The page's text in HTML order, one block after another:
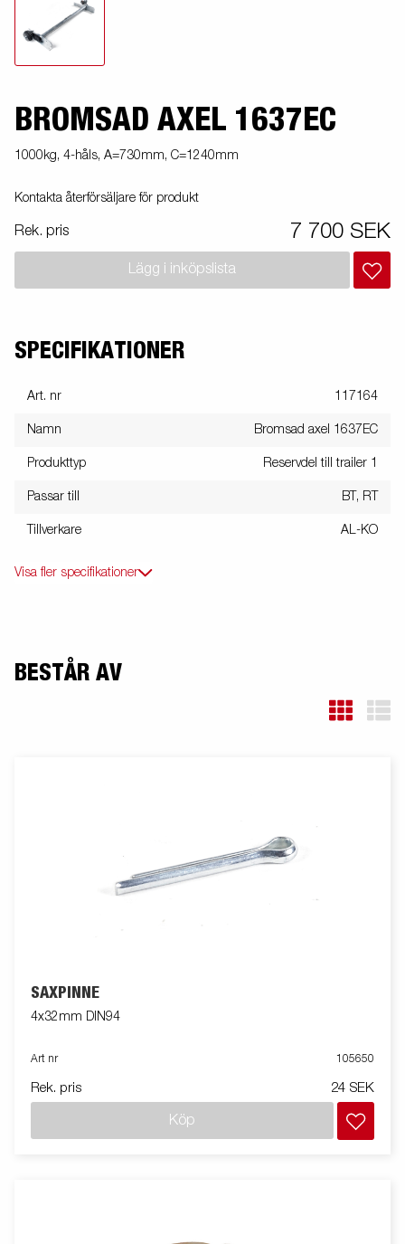
BROMSAD AXEL 1637EC
1000kg, 4-håls, A=730mm, C=1240mm
Kontakta återförsäljare för produkt
Rek. pris 7 700 SEK
Lägg i inköpslista
SPECIFIKATIONER
Art. nr 117164
Namn Bromsad axel 1637EC
Produkttyp Reservdel till trailer 1
Passar till BT, RT
Tillverkare AL-KO
Visa fler specifikationer
BESTÅR AV
SAXPINNE
4x32mm DIN94
Art nr 105650
Rek. pris 24 SEK
Köp